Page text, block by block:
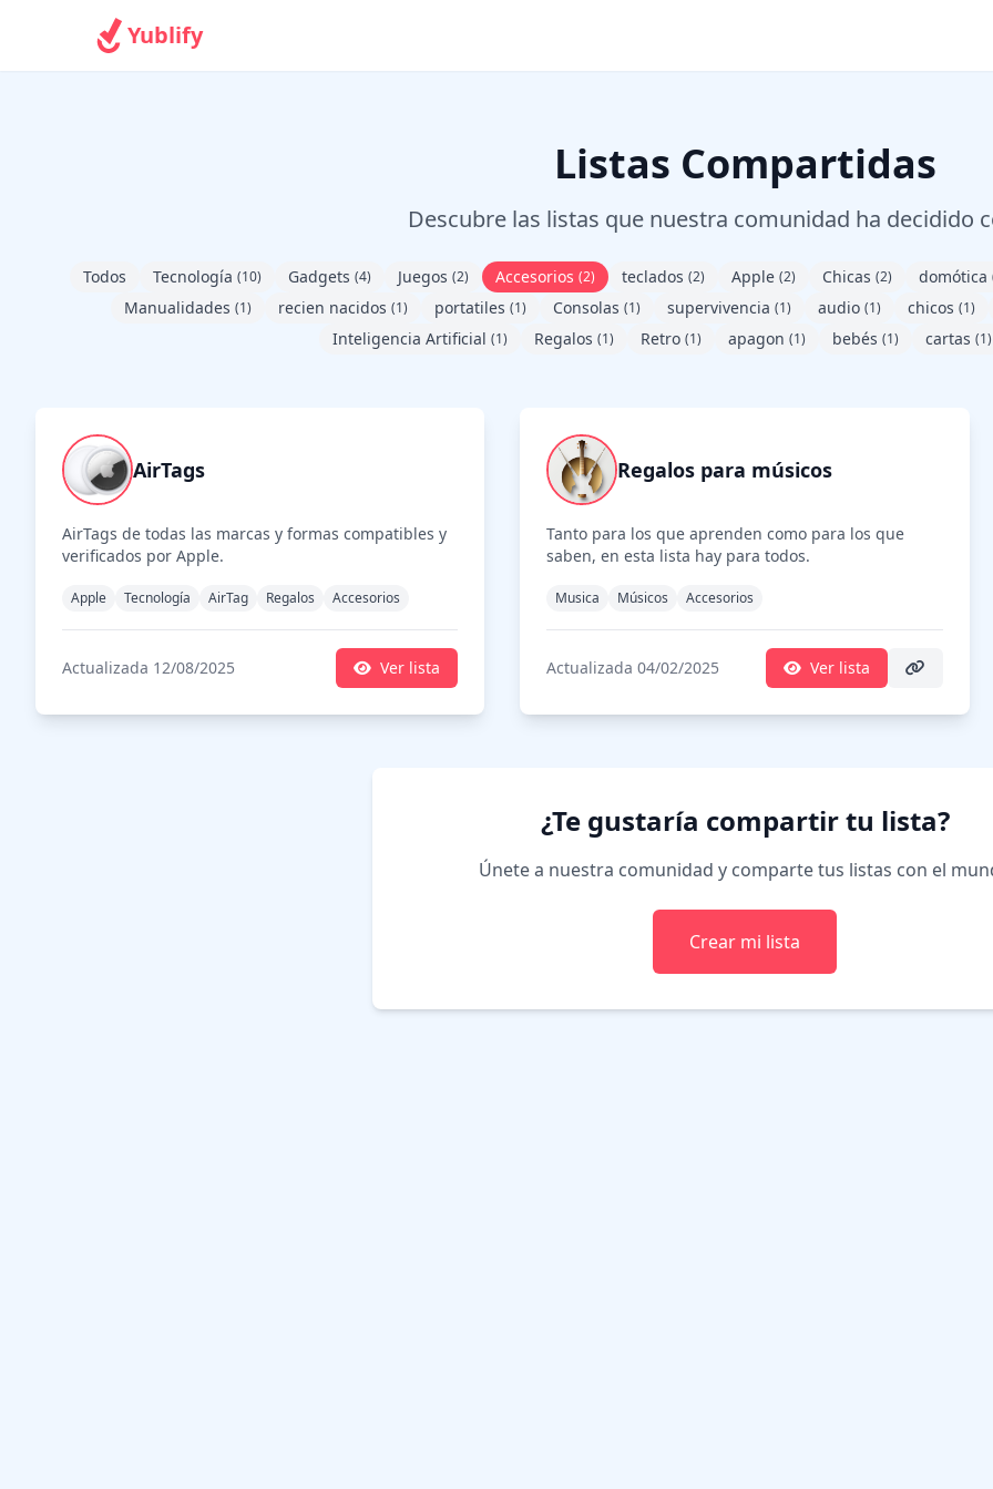
Yublify
Listas Compartidas
Descubre las listas que nuestra comunidad ha decidido
Todos Tecnología (10) Gadgets (4) Juegos (2) Accesorios (2) teclados (2) Apple (2) Chicas (2) domótica
Manualidades (1) recien nacidos (1) portatiles (1) Consolas (1) supervivencia (1) audio (1) chicos (1)
Inteligencia Artificial (1) Regalos (1) Retro (1) apagon (1) bebés (1) cartas (1)
AirTags
AirTags de todas las marcas y formas compatibles y
verificados por Apple.
Apple Tecnología AirTag Regalos Accesorios
Actualizada 12/08/2025 Ver lista
Regalos para músicos
Tanto para los que aprenden como para los que
saben, en esta lista hay para todos.
Musica Músicos Accesorios
Actualizada 04/02/2025 Ver lista
¿Te gustaría compartir tu lista?
Únete a nuestra comunidad y comparte tus listas con el
Crear mi lista